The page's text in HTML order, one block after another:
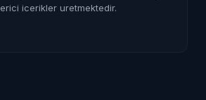
icerikler uretmektedir.